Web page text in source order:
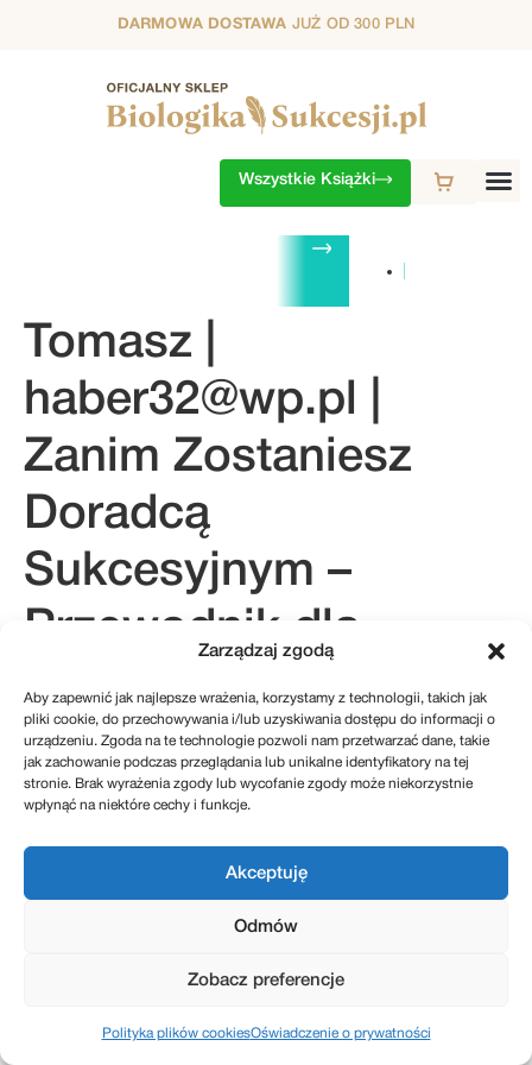
Zarządzaj zgodą
Aby zapewnić jak najlepsze wrażenia, korzystamy z technologii, takich jak
pliki cookie, do przechowywania i/lub uzyskiwania dostępu do informacji o
urządzeniu. Zgoda na te technologie pozwoli nam przetwarzać dane, takie
jak zachowanie podczas przeglądania lub unikalne identyfikatory na tej
stronie. Brak wyrażenia zgody lub wycofanie zgody może niekorzystnie
wpłynąć na niektóre cechy i funkcje.
Akceptuję
Odmów
Zobacz preferencje
Polityka plików cookiesOświadczenie o prywatności
DARMOWA DOSTAWA JUŻ OD 300 PLN
Wszystkie Książki
4. SEZON
Tomasz |
haber32@wp.pl
Zanim Zostaniesz
Doradcą
Sukcesyjnym –
Przewodnik dla
początkujących
kontakt@sukcesje.pl
REGULAMIN SKLEPU
ZWROTY I REKLAMACJE
POLITYKA PLIKÓW COOKIES (EU)